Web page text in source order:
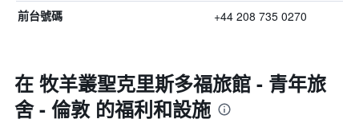
前台號碼 +44 208 735 0270
在 牧羊叢聖克里斯多福旅館 - 青年旅
舍 - 倫敦 的福利和設施